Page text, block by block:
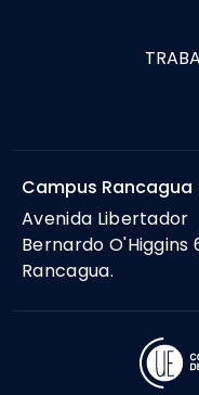
Campus Rancagua
Avenida Libertador
Bernardo O'Higgins
Rancagua.